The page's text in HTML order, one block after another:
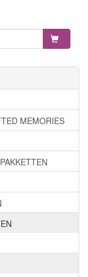
MEMORIES